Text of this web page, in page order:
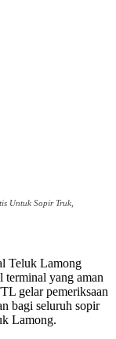
Untuk Sopir Truk,
Teluk Lamong
terminal yang aman
gelar pemeriksaan
bagi seluruh sopir
Lamong.